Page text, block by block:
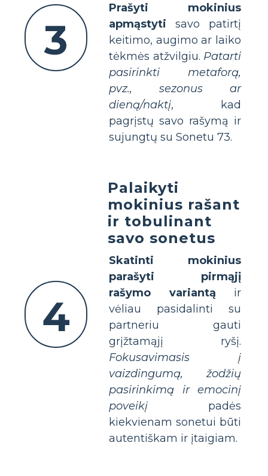
3
Prašyti mokinius
apmąstyti savo patirtį
keitimo, augimo ar laiko
tėkmės atžvilgiu. Patarti
pasirinkti metaforą,
pvz., sezonus ar
dieną/naktį, kad
pagrįstų savo rašymą ir
sujungtų su Sonetu 73.
4
Palaikyti
mokinius rašant
ir tobulinant
savo sonetus
Skatinti mokinius
parašyti pirmąjį
rašymo variantą ir
vėliau pasidalinti su
partneriu gauti
grįžtamąjį ryšį.
Fokusavimasis į
vaizdingumą, žodžių
pasirinkimą ir emocinį
poveikį padės
kiekvienam sonetui būti
autentiškam ir įtaigiam.